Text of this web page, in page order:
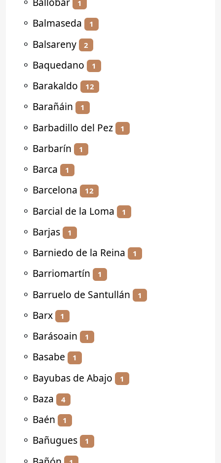
1
⚬ Balmaseda 1
⚬ Balsareny 2
⚬ Baquedano 1
⚬ Barakaldo 12
⚬ Barañáin 1
⚬ Barbadillo del Pez 1
⚬ Barbarín 1
⚬ Barca 1
⚬ Barcelona 12
⚬ Barcial de la Loma 1
⚬ Barjas 1
⚬ Barniedo de la Reina 1
⚬ Barriomartín 1
⚬ Barruelo de Santullán 1
⚬ Barx 1
⚬ Barásoain 1
⚬ Basabe 1
⚬ Bayubas de Abajo 1
⚬ Baza 4
⚬ Baén 1
⚬ Bañugues 1